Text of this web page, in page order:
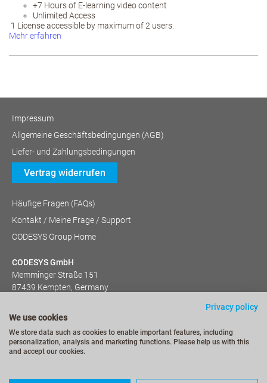
+7 Hours of E-learning video content
Unlimited Access
1 License accessible by maximum of 2 users.
Mehr erfahren
Impressum
Allgemeine Geschäftsbedingungen (AGB)
Liefer- und Zahlungsbedingungen
Vertrag widerrufen
Häufige Fragen (FAQs)
Kontakt / Meine Frage / Support
CODESYS Group Home
CODESYS GmbH
Memminger Straße 151
87439 Kempten, Germany
Privacy policy
We use cookies
We store data such as cookies to enable important features, including
personalization, analysis and marketing functions. Please help us with this
and accept our cookies.